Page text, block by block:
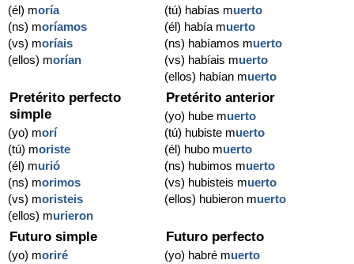
(él) moría
(ns) moríamos
(vs) moríais
(ellos) morían
(tú) habías muerto
(él) había muerto
(ns) habíamos muerto
(vs) habíais muerto
(ellos) habían muerto
Pretérito perfecto
simple
(yo) morí
(tú) moriste
(él) murió
(ns) morimos
(vs) moristeis
(ellos) murieron
Pretérito anterior
(yo) hube muerto
(tú) hubiste muerto
(él) hubo muerto
(ns) hubimos muerto
(vs) hubisteis muerto
(ellos) hubieron muerto
Futuro simple
(yo) moriré
Futuro perfecto
(yo) habré muerto